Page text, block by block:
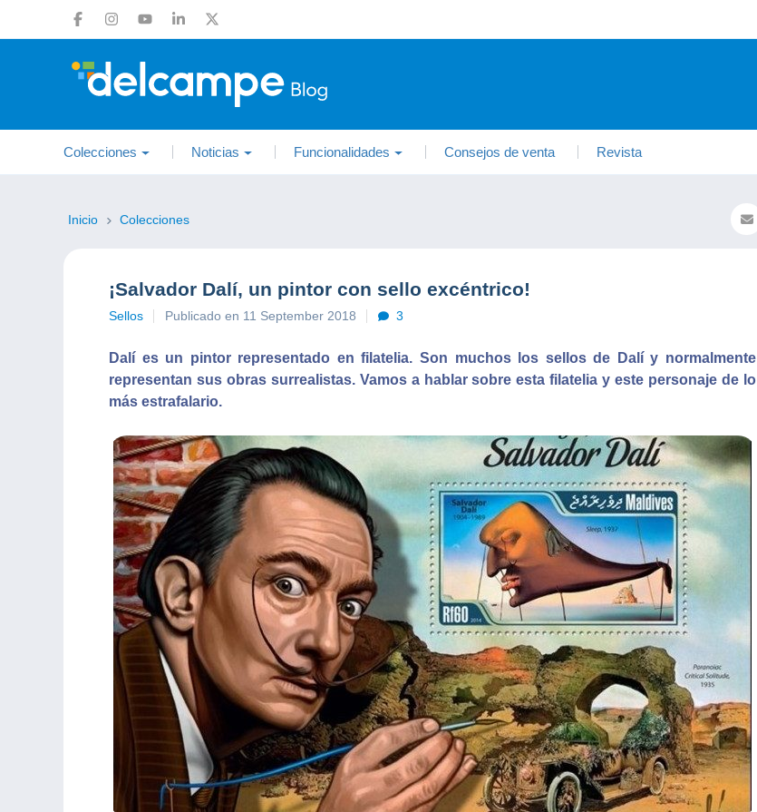
Colecciones Noticias Funcionalidades Consejos de venta Revista
Inicio Colecciones
¡Salvador Dalí, un pintor con sello excéntrico!
Sellos Publicado en 11 September 2018 3
Dalí es un pintor representado en filatelia. Son muchos los sellos de Dalí y normalmente
representan sus obras surrealistas. Vamos a hablar sobre esta filatelia y este personaje de lo
más estrafalario.